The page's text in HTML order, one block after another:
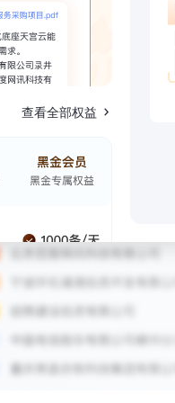
查看全部权益